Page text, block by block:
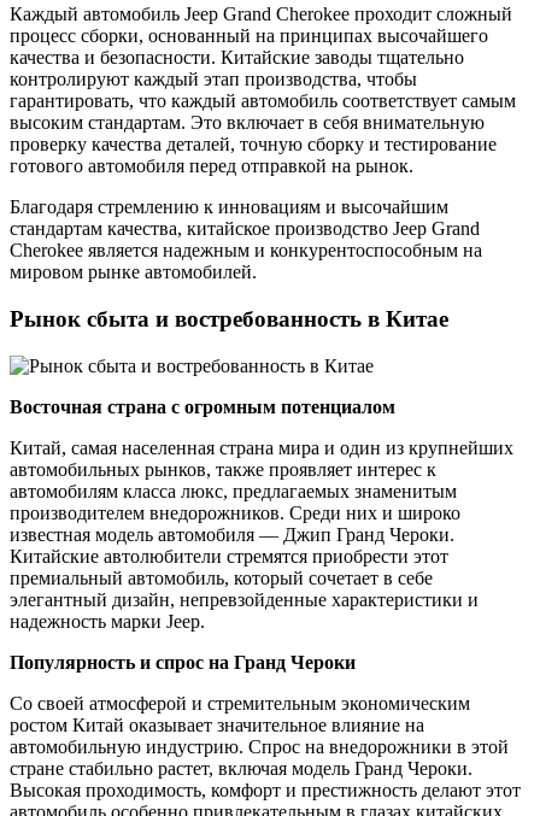
Каждый автомобиль Jeep Grand Cherokee проходит сложный
процесс сборки, основанный на принципах высочайшего
качества и безопасности. Китайские заводы тщательно
контролируют каждый этап производства, чтобы
гарантировать, что каждый автомобиль соответствует самым
высоким стандартам. Это включает в себя внимательную
проверку качества деталей, точную сборку и тестирование
готового автомобиля перед отправкой на рынок.
Благодаря стремлению к инновациям и высочайшим
стандартам качества, китайское производство Jeep Grand
Cherokee является надежным и конкурентоспособным на
мировом рынке автомобилей.
Рынок сбыта и востребованность в Китае
Восточная страна с огромным потенциалом
Китай, самая населенная страна мира и один из крупнейших
автомобильных рынков, также проявляет интерес к
автомобилям класса люкс, предлагаемых знаменитым
производителем внедорожников. Среди них и широко
известная модель автомобиля — Джип Гранд Чероки.
Китайские автолюбители стремятся приобрести этот
премиальный автомобиль, который сочетает в себе
элегантный дизайн, непревзойденные характеристики и
надежность марки Jeep.
Популярность и спрос на Гранд Чероки
Со своей атмосферой и стремительным экономическим
ростом Китай оказывает значительное влияние на
автомобильную индустрию. Спрос на внедорожники в этой
стране стабильно растет, включая модель Гранд Чероки.
Высокая проходимость, комфорт и престижность делают этот
автомобиль особенно привлекательным в глазах китайских